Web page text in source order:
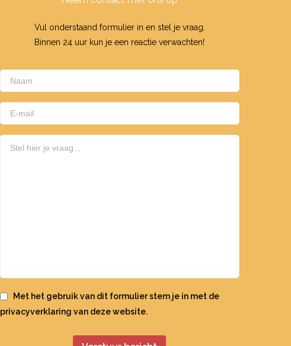
Vul onderstaand formulier in en stel je vraag.
Binnen 24 uur kun je een reactie verwachten!
Met het gebruik van dit formulier stem je in met de
privacyverklaring van deze website.